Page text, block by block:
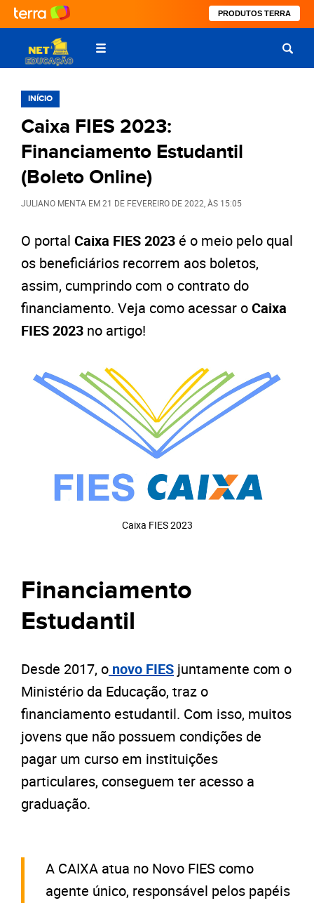
PRODUTOS TERRA
INÍCIO
Caixa FIES 2023:
Financiamento Estudantil
(Boleto Online)
JULIANO MENTA EM21 DE FEVEREIRO DE 2022 , ÀS 15:05
O portal Caixa FIES 2023 é o meio pelo qual
os beneficiários recorrem aos boletos,
assim, cumprindo com o contrato do
financiamento. Veja como acessar oCaixa
FIES 2023 no artigo!
Caixa FIES 2023
Financiamento
Estudantil
Desde 2017, o novo FIES juntamente com o
Ministério da Educação, traz o
financiamento estudantil. Com isso, muitos
jovens que não possuem condições de
pagar um curso em instituições
particulares, conseguem ter acesso a
graduação.
A CAIXA atua no Novo FIES como
agente único, responsável pelos papéis